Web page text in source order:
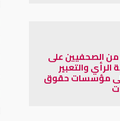
الصحفيين على
والتعبير
على مؤسسات حقوق